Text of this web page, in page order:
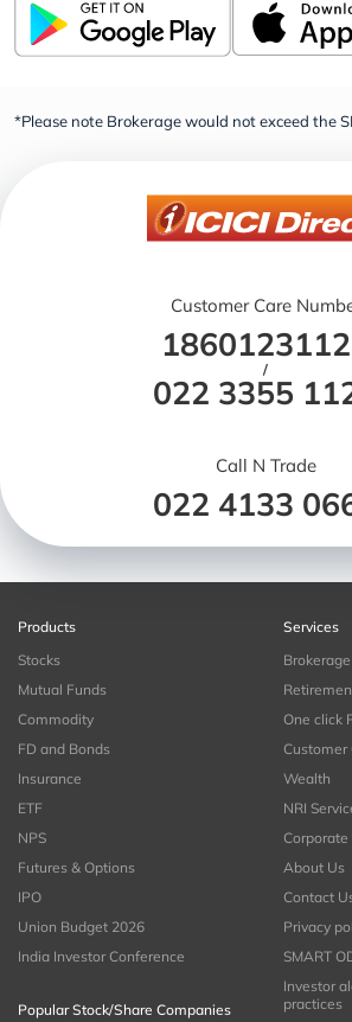
*Please note Brokerage would not exceed the
Customer Care
/
022 3355
Call N Trade
022 4133
Products
Stocks
Mutual Funds
Commodity
FD and Bonds
Insurance
ETF
NPS
Futures & Options
IPO
Union Budget 2026
India Investor Conference
Popular Stock/Share Companies
Services
Brokerage
One click
Customer
Wealth
NRI
Corporate
About Us
Contact
Privacy
SMART
Investor
practices